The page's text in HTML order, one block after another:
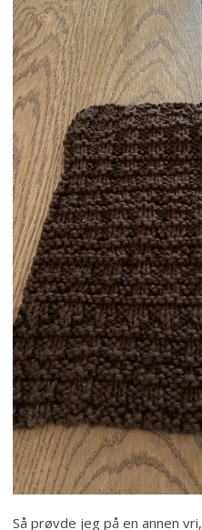
Så prøvde jeg på en annen